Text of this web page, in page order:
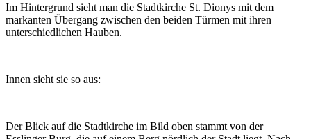
Im Hintergrund sieht man die Stadtkirche St. Dionys mit dem
markanten Übergang zwischen den beiden Türmen mit ihren
unterschiedlichen Hauben.
Innen sieht sie so aus:
Der Blick auf die Stadtkirche im Bild oben stammt von der